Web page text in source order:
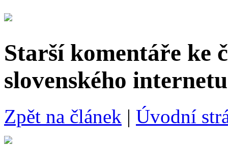
Starší komentáře ke
slovenského
Zpět na článek | Úvodní